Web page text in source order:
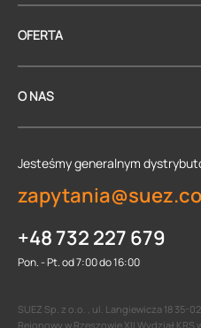
OFERTA
O NAS
Jesteśmy generalnym
+48 732 227 679
Pon. - Pt. od 7:00 do 16:00
SUEZ Sp. z o.o. , ul. Langiewicza 18 35-
Rejonowy w Rzeszowie XII Wydział